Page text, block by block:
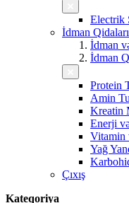
Electrik
İdman Qidaları
İdman
İdman
Protein
Amin
Kreatin
Enerji
Vitamin
Yağ
Çıxış
Kateqoriya